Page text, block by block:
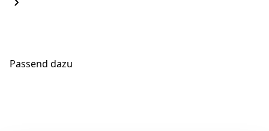
Passend dazu